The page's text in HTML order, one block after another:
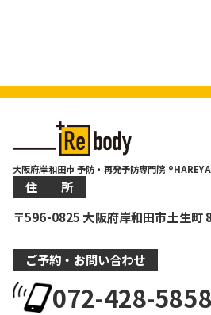
大阪府岸和田市 予防・再発予防専門院
住 所
〒596-0825 大阪府岸和田市土生町
ご予約・お問い合わせ
072-428-5858